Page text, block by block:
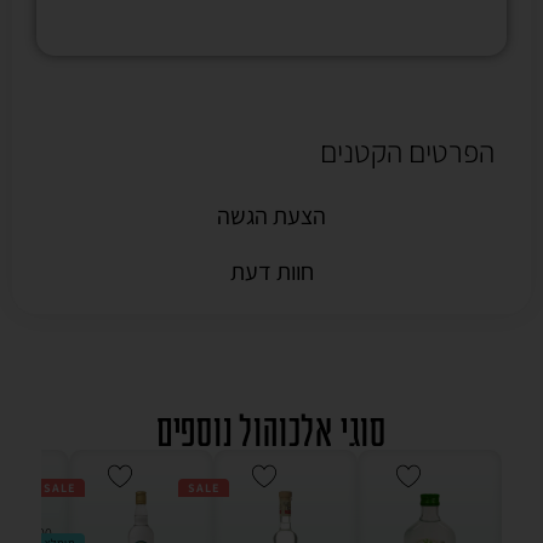
הצעת הגשה
חוות דעת
הפרטים הקטנים
סוגי אלכוהול נוספים
SALE
SALE